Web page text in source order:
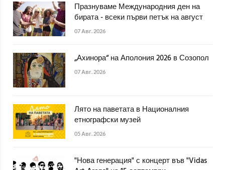
Празнуваме Международния ден на
бирата - всеки първи петък на август
07 Авг. 2026
„Ахинора“ на Аполония 2026 в Созопол
07 Авг. 2026
Лято на паветата в Националния
етнографски музей
05 Авг. 2026
"Нова генерация" с концерт във "Vidas